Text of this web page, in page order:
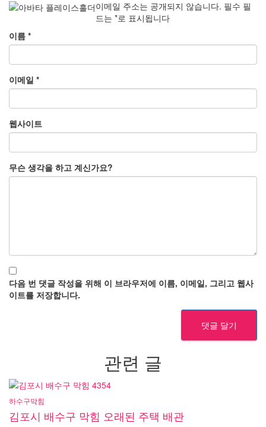
이메일 주소는 공개되지 않습니다. 필수 필
드는 *로 표시됩니다
이름 *
이메일 *
웹사이트
무슨 생각을 하고 계신가요?
다음 번 댓글 작성을 위해 이 브라우저에 이름, 이메일, 그리고 웹사
이트를 저장합니다.
관련 글
하수구막힘
김포시 배수구 막힘 오래된 주택 배관